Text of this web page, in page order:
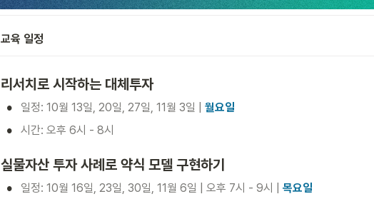
교육 일정
리서치로 시작하는 대체투자
• 일정: 10월 13일, 20일, 27일, 11월 3일 | 월요일
• 시간: 오후 6시 - 8시
실물자산 투자 사례로 약식 모델 구현하기
• 일정: 10월 16일, 23일, 30일, 11월 6일 | 오후 7시 - 9시 | 목요일